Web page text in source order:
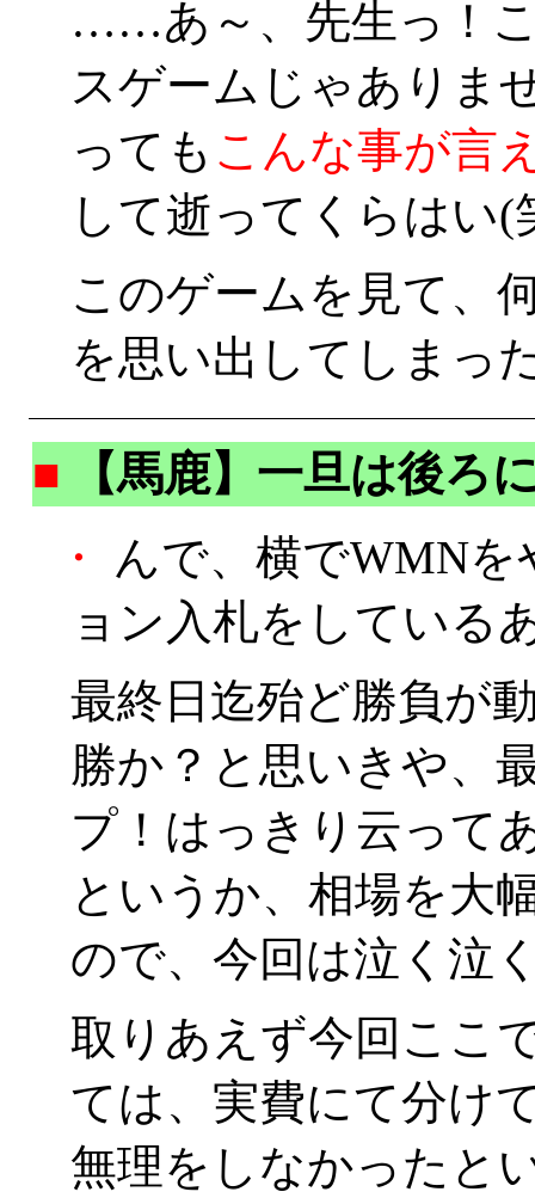
……あ～、先生っ！
スゲームじゃありま
っても こんな事が言
して逝ってくらはい(
このゲームを見て、
を思い出してしまっ
■
【馬鹿】一旦は後ろ
・
んで、横でWMN
ョン入札をしている
最終日迄殆ど勝負が
勝か？と思いきや、
プ！はっきり云っ
というか、相場を大
ので、今回は泣く泣
取りあえず今回ここ
ては、実費にて分け
無理をしなかったと